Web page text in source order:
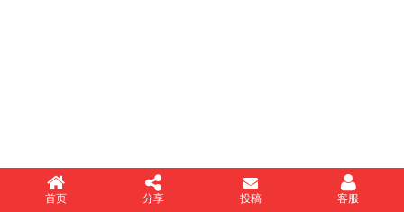
首页 分享 投稿 客服